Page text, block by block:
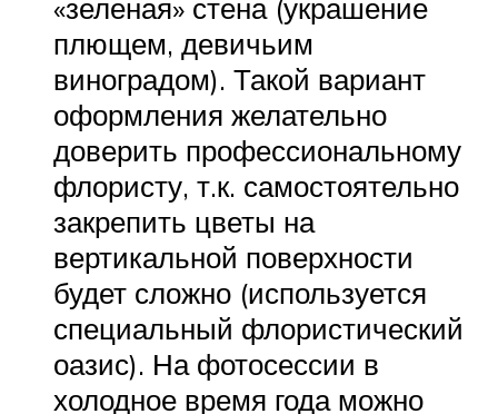
«зеленая» стена (украшение
плющем, девичьим
виноградом). Такой вариант
оформления желательно
доверить профессиональному
флористу, т.к. самостоятельно
закрепить цветы на
вертикальной поверхности
будет сложно (используется
специальный флористический
оазис). На фотосессии в
холодное время года можно